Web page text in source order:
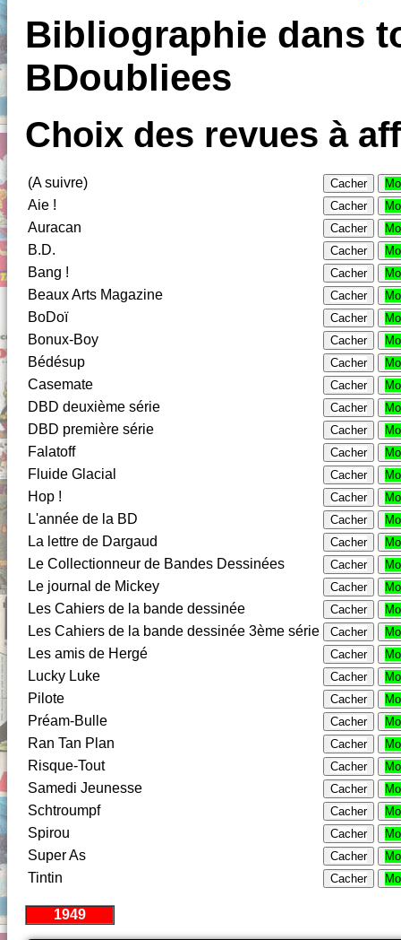
Bibliographie dans
BDoubliees
Choix des revues à
(A suivre) Cacher
Aie ! Cacher
Auracan Cacher
B.D. Cacher
Bang ! Cacher
Beaux Arts Magazine Cacher
BoDoï Cacher
Bonux-Boy Cacher
Bédésup Cacher
Casemate Cacher
DBD deuxième série Cacher
DBD première série Cacher
Falatoff Cacher
Fluide Glacial Cacher
Hop ! Cacher
L'année de la BD Cacher
La lettre de Dargaud Cacher
Le Collectionneur de Bandes Dessinées Cacher
Le journal de Mickey Cacher
Les Cahiers de la bande dessinée Cacher
Les Cahiers de la bande dessinée 3ème série Cacher
Les amis de Hergé Cacher
Lucky Luke Cacher
Pilote Cacher
Préam-Bulle Cacher
Ran Tan Plan Cacher
Risque-Tout Cacher
Samedi Jeunesse Cacher
Schtroumpf Cacher
Spirou Cacher
Super As Cacher
Tintin Cacher
1949